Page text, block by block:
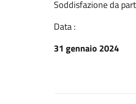
Soddisfazione da
Data :
31 gennaio 2024